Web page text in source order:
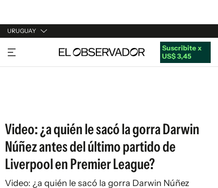
URUGUAY
URUGUAY
ARGENTINA
Suscribite x
US$ 3,45
Video: ¿a quién le sacó la gorra Darwin
Núñez antes del último partido de
Liverpool en Premier League?
Video: ¿a quién le sacó la gorra Darwin Núñez